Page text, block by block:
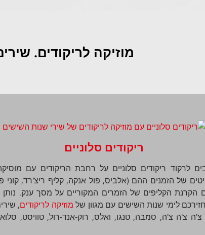
מוזיקה לריקודים.
ריקודים סלוניים
לרקוד ריקודים סלוניים על רחבת הריקודים עם
של הזמנים ההם (אלביס, פול אנקה, קליף ריצ'רד, קוני
הקרנת הקליפים של הזמרים המקוריים על מסך ענק. נותן
לימי שנות השישים עם מגוון של מוזיקה לריקודים,
צ'ה צ'ה, סמבה, טנגו, ואלס, רוק-אנד-רול, טוויסט,